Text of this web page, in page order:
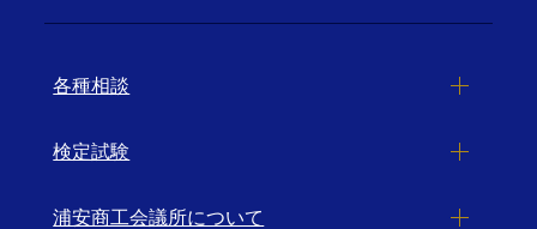
各種相談
検定試験
浦安商工会議所について